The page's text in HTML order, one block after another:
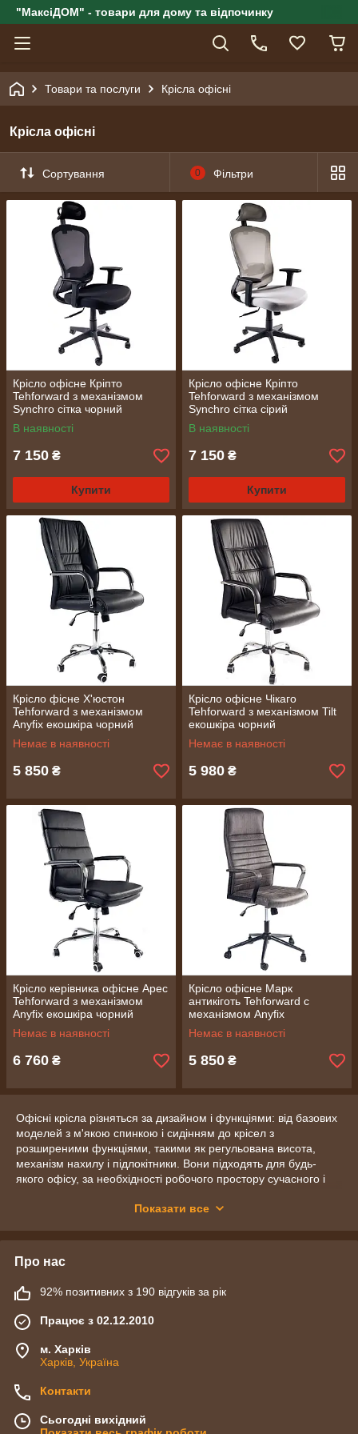
"МаксіДОМ" - товари для дому та відпочинку
Товари та послуги Крісла офісні
Крісла офісні
Сортування 0 Фільтри
Крісло офісне Кріпто
Tehforward з механізмом
Synchro сітка чорний
В наявності
7 150 ₴
Купити
Крісло офісне Кріпто
Tehforward з механізмом
Synchro сітка сірий
В наявності
7 150 ₴
Купити
Крісло фісне Х'юстон
Tehforward з механізмом
Anyfix екошкіра чорний
Немає в наявності
5 850 ₴
Крісло офісне Чікаго
Tehforward з механізмом Tilt
екошкіра чорний
Немає в наявності
5 980 ₴
Крісло керівника офісне Арес
Tehforward з механізмом
Anyfix екошкіра чорний
Немає в наявності
6 760 ₴
Крісло офісне Марк
антикіготь Tehforward c
механізмом Anyfix
мікрофібра сіро-коричневе
Немає в наявності
5 850 ₴
Офісні крісла різняться за дизайном і функціями: від базових
моделей з м'якою спинкою і сидінням до крісел з
розширеними функціями, такими як регульована висота,
механізм нахилу і підлокітники. Вони підходять для будь-
якого офісу, за необхідності робочого простору сучасного і
Міцні матеріали та надійні механізми кріплення, розмаїття
Показати все
Про нас
92% позитивних з 190 відгуків за рік
Працює з 02.12.2010
м. Харків
Харків, Україна
Контакти
Сьогодні вихідний